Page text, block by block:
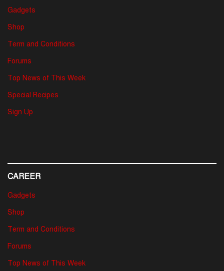
Gadgets
Shop
Term and Conditions
Forums
Top News of This Week
Special Recipes
Sign Up
CAREER
Gadgets
Shop
Term and Conditions
Forums
Top News of This Week